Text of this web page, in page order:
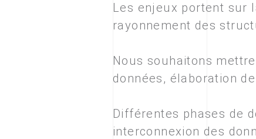
Les enjeux portent sur
rayonnement des
Nous souhaitons
données, élaboration
Différentes phases de
interconnexion des